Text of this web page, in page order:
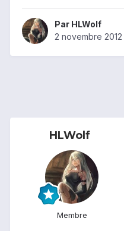
Par HLWolf
2 novembre 2012
HLWolf
Membre